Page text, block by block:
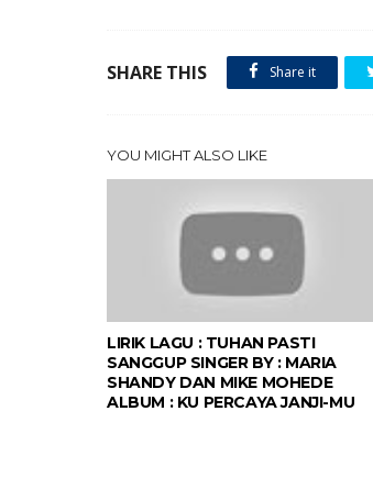
SHARE THIS Share it
YOU MIGHT ALSO LIKE
LIRIK LAGU : TUHAN PASTI
SANGGUP SINGER BY : MARIA
SHANDY DAN MIKE MOHEDE
ALBUM : KU PERCAYA JANJI-MU